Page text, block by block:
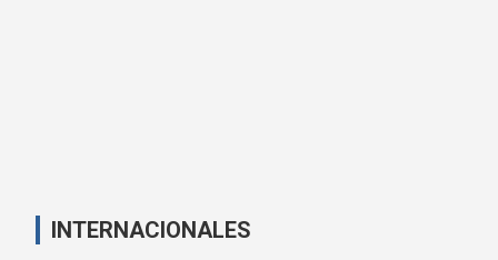
INTERNACIONALES